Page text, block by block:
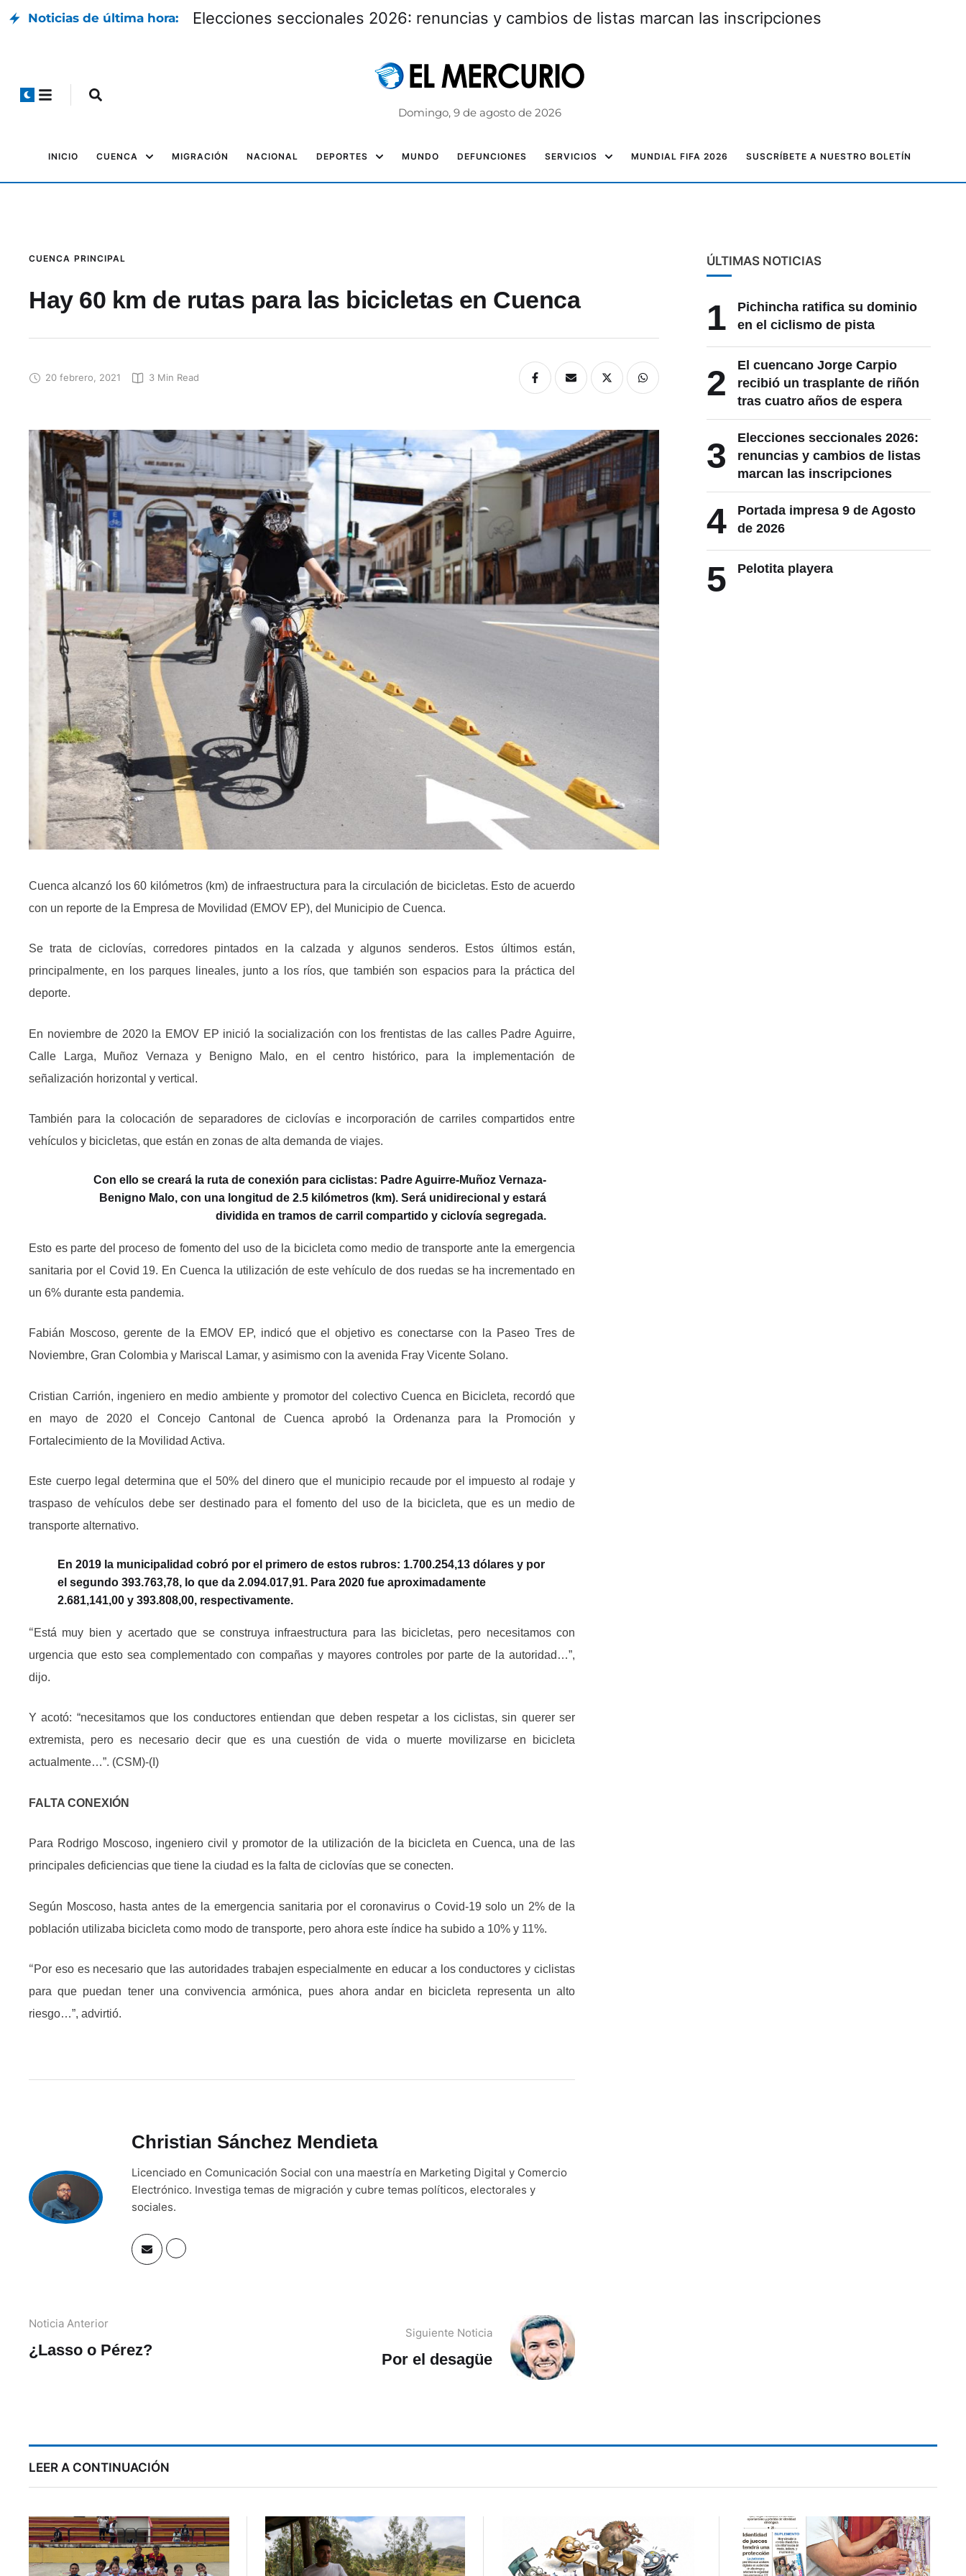
Noticias de última hora: Elecciones seccionales 2026: renuncias y cambios de listas marcan las inscripciones
Domingo, 9 de agosto de 2026
INICIO CUENCA MIGRACIÓN NACIONAL DEPORTES MUNDO DEFUNCIONES SERVICIOS MUNDIAL FIFA 2026 SUSCRÍBETE A NUESTRO BOLETÍN
CUENCA PRINCIPAL
Hay 60 km de rutas para las bicicletas en Cuenca
20 febrero, 2021 3 Min Read
Cuenca alcanzó los 60 kilómetros (km) de infraestructura para la circulación de bicicletas. Esto de acuerdo
con un reporte de la Empresa de Movilidad (EMOV EP), del Municipio de Cuenca.
Se trata de ciclovías, corredores pintados en la calzada y algunos senderos. Estos últimos están,
principalmente, en los parques lineales, junto a los ríos, que también son espacios para la práctica del
deporte.
En noviembre de 2020 la EMOV EP inició la socialización con los frentistas de las calles Padre Aguirre,
Calle Larga, Muñoz Vernaza y Benigno Malo, en el centro histórico, para la implementación de
señalización horizontal y vertical.
También para la colocación de separadores de ciclovías e incorporación de carriles compartidos entre
vehículos y bicicletas, que están en zonas de alta demanda de viajes.
Con ello se creará la ruta de conexión para ciclistas: Padre Aguirre-Muñoz Vernaza-
Benigno Malo, con una longitud de 2.5 kilómetros (km). Será unidirecional y estará
dividida en tramos de carril compartido y ciclovía segregada.
Esto es parte del proceso de fomento del uso de la bicicleta como medio de transporte ante la emergencia
sanitaria por el Covid 19. En Cuenca la utilización de este vehículo de dos ruedas se ha incrementado en
un 6% durante esta pandemia.
Fabián Moscoso, gerente de la EMOV EP, indicó que el objetivo es conectarse con la Paseo Tres de
Noviembre, Gran Colombia y Mariscal Lamar, y asimismo con la avenida Fray Vicente Solano.
Cristian Carrión, ingeniero en medio ambiente y promotor del colectivo Cuenca en Bicicleta, recordó que
en mayo de 2020 el Concejo Cantonal de Cuenca aprobó la Ordenanza para la Promoción y
Fortalecimiento de la Movilidad Activa.
Este cuerpo legal determina que el 50% del dinero que el municipio recaude por el impuesto al rodaje y
traspaso de vehículos debe ser destinado para el fomento del uso de la bicicleta, que es un medio de
transporte alternativo.
En 2019 la municipalidad cobró por el primero de estos rubros: 1.700.254,13 dólares y por
el segundo 393.763,78, lo que da 2.094.017,91. Para 2020 fue aproximadamente
2.681,141,00 y 393.808,00, respectivamente.
“Está muy bien y acertado que se construya infraestructura para las bicicletas, pero necesitamos con
urgencia que esto sea complementado con compañas y mayores controles por parte de la autoridad…”,
dijo.
Y acotó: “necesitamos que los conductores entiendan que deben respetar a los ciclistas, sin querer ser
extremista, pero es necesario decir que es una cuestión de vida o muerte movilizarse en bicicleta
actualmente…”. (CSM)-(I)
FALTA CONEXIÓN
Para Rodrigo Moscoso, ingeniero civil y promotor de la utilización de la bicicleta en Cuenca, una de las
principales deficiencias que tiene la ciudad es la falta de ciclovías que se conecten.
Según Moscoso, hasta antes de la emergencia sanitaria por el coronavirus o Covid-19 solo un 2% de la
población utilizaba bicicleta como modo de transporte, pero ahora este índice ha subido a 10% y 11%.
“Por eso es necesario que las autoridades trabajen especialmente en educar a los conductores y ciclistas
para que puedan tener una convivencia armónica, pues ahora andar en bicicleta representa un alto
riesgo…”, advirtió.
Christian Sánchez Mendieta
Licenciado en Comunicación Social con una maestría en Marketing Digital y Comercio
Electrónico. Investiga temas de migración y cubre temas políticos, electorales y
sociales.
Noticia Anterior
¿Lasso o Pérez?
Siguiente Noticia
Por el desagüe
ÚLTIMAS NOTICIAS
1
Pichincha ratifica su dominio
en el ciclismo de pista
2
El cuencano Jorge Carpio
recibió un trasplante de riñón
tras cuatro años de espera
3
Elecciones seccionales 2026:
renuncias y cambios de listas
marcan las inscripciones
4
Portada impresa 9 de Agosto
de 2026
5 Pelotita playera
LEER A CONTINUACIÓN